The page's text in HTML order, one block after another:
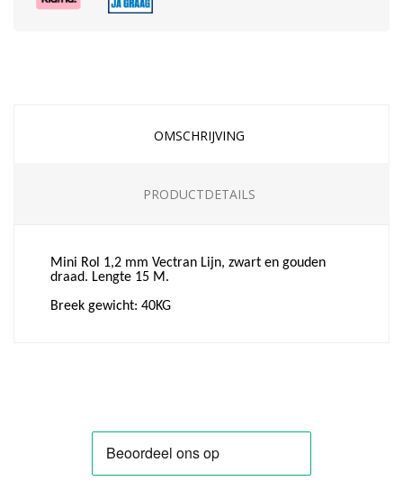
OMSCHRIJVING
PRODUCTDETAILS
Mini Rol 1,2 mm Vectran Lijn, zwart en gouden
draad. Lengte 15 M.
Breek gewicht: 40KG